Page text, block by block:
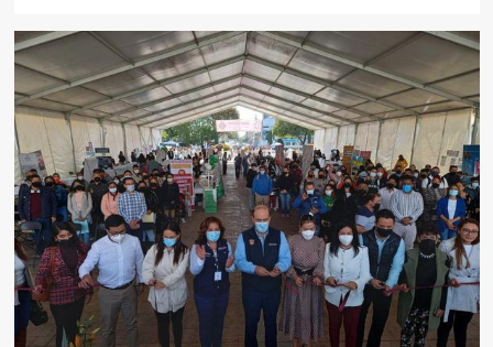
PREMIA
SECRETARÍA
DE
CULTURA
Y
TURISMO
OBRAS
LITERARIAS
FOEM